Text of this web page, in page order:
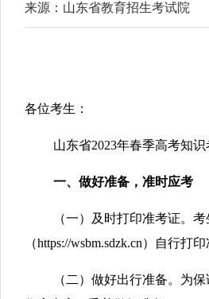
来源：山东省教育招生考试院
各位考生：
山东省2023年春季高考知
一、做好准备，准时应考
（一）及时打印准考证。
（https://wsbm.sdzk.cn）自行
（二）做好出行准备。为